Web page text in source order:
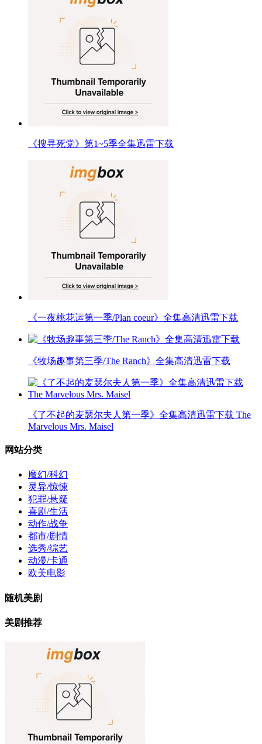
《搜寻死党》第1~5季全集迅雷下载
《一夜桃花运第一季/Plan coeur》全集高清迅雷下载
《牧场趣事第三季/The Ranch》全集高清迅雷下载
《了不起的麦瑟尔夫人第一季》全集高清迅雷下载 The
Marvelous Mrs. Maisel
网站分类
魔幻/科幻
灵异/惊悚
犯罪/悬疑
喜剧/生活
动作/战争
都市/剧情
选秀/综艺
动漫/卡通
欧美电影
随机美剧
美剧推荐